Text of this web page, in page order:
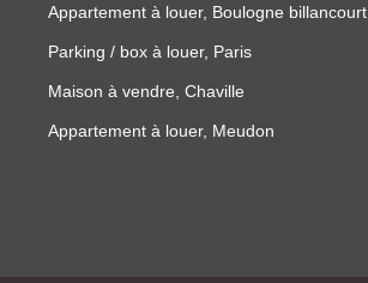
Appartement à louer, Boulogne billancourt
Parking / box à louer, Paris
Maison à vendre, Chaville
Appartement à louer, Meudon